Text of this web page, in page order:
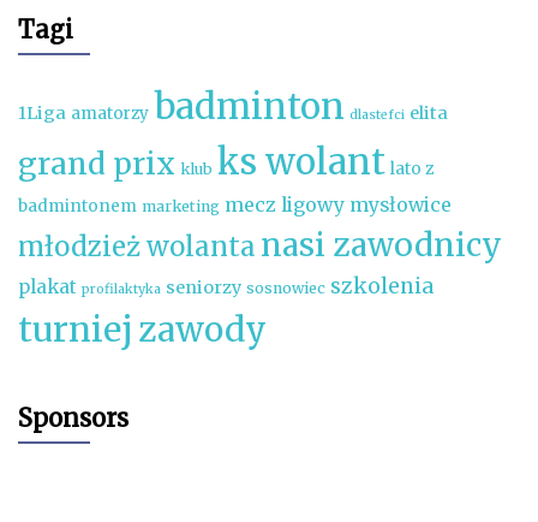
Tagi
1Liga amatorzy badminton dlastefci elita
grand prix klub ks wolant lato z
badmintonem marketing mecz ligowy mysłowice
młodzież wolanta nasi zawodnicy
plakat profilaktyka seniorzy sosnowiec szkolenia
turniej zawody
Sponsors